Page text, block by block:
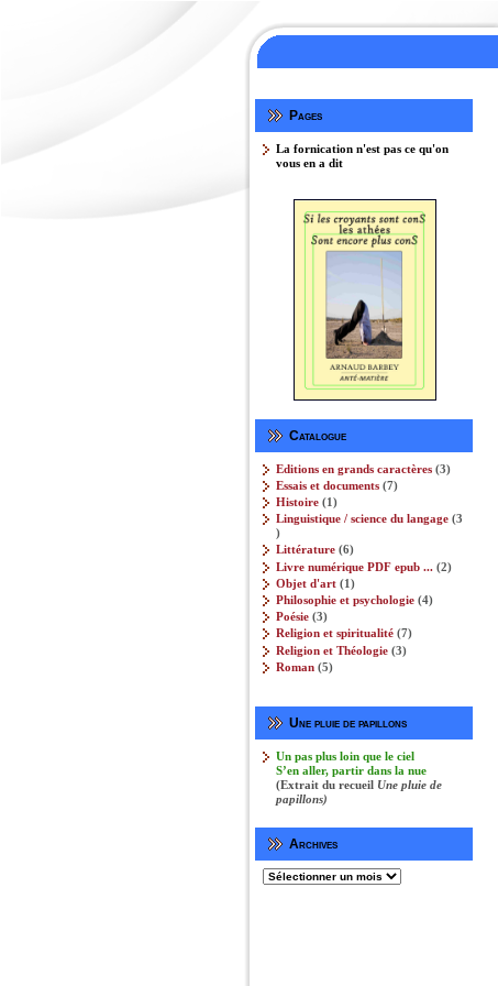
Pages
La fornication n'est pas ce qu'on
vous en a dit
Catalogue
Editions en grands caractères 33
Essais et documents 77
Histoire 11
produit
Linguistique / science du langage 3
3
produits
Littérature 66
produits
Livre numérique PDF epub ... 22
Objet d'art 11
produit
Philosophie et psychologie‎ 44
Poésie 33
produits
Religion et spiritualité 77
Religion et Théologie‎ 33
Roman 55
Une pluie de papillons
Un pas plus loin que le ciel
S’en aller, partir dans la nue
(Extrait du recueil Une pluie de
papillons)
Archives
Archives